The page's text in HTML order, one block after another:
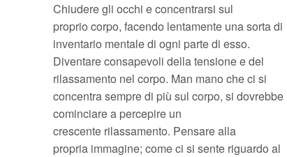
Chiudere gli occhi e concentrarsi sul
proprio corpo, facendo lentamente una sorta di
inventario mentale di ogni parte di esso.
Diventare consapevoli della tensione e del
rilassamento nel corpo. Man mano che ci si
concentra sempre di più sul corpo, si dovrebbe
cominciare a percepire un
crescente rilassamento. Pensare alla
propria immagine; come ci si sente riguardo al